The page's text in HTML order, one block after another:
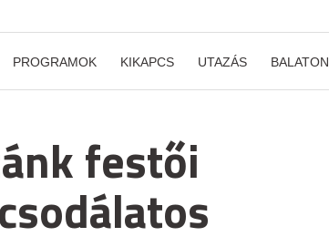
PROGRAMOK KIKAPCS UTAZÁS BALATON
festői